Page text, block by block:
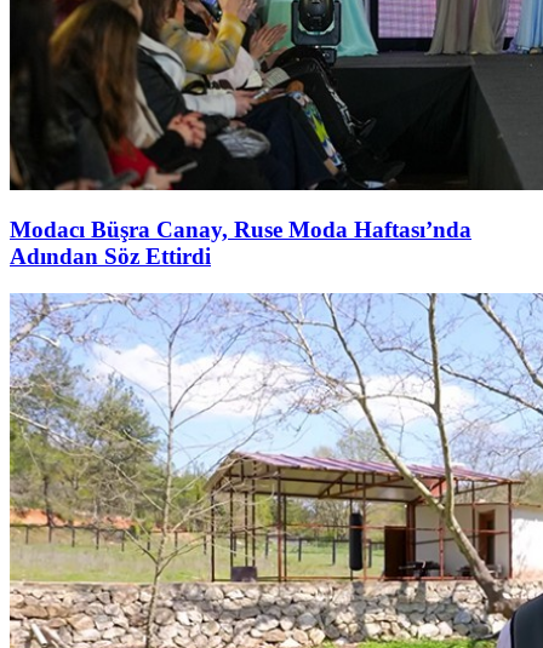
Modacı Büşra Canay, Ruse Moda Haftası’nda
Adından Söz Ettirdi